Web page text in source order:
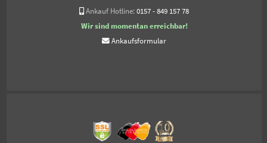
Ankauf Hotline: 0157 - 849 157 78
Wir sind momentan erreichbar!
Ankaufsformular